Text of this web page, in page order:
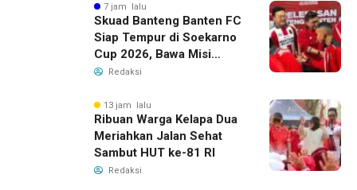
7 jam lalu
Skuad Banteng Banten FC
Siap Tempur di Soekarno
Cup 2026, Bawa Misi
Harumkan Nama Banten
Redaksi
13 jam lalu
Ribuan Warga Kelapa Dua
Meriahkan Jalan Sehat
Sambut HUT ke-81 RI
Redaksi